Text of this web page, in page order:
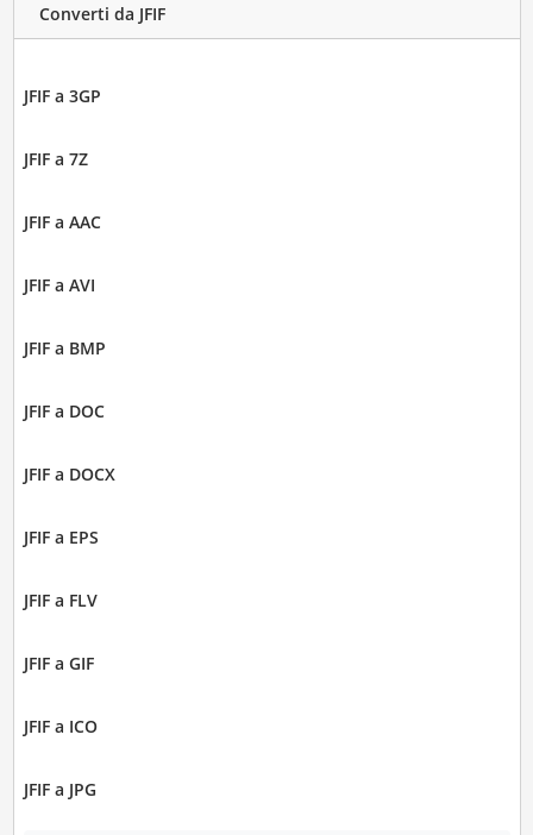
Converti da JFIF
JFIF a 3GP
JFIF a 7Z
JFIF a AAC
JFIF a AVI
JFIF a BMP
JFIF a DOC
JFIF a DOCX
JFIF a EPS
JFIF a FLV
JFIF a GIF
JFIF a ICO
JFIF a JPG